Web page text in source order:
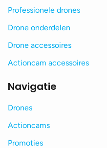
Professionele drones
Drone onderdelen
Drone accessoires
Actioncam accessoires
Navigatie
Drones
Actioncams
Promoties